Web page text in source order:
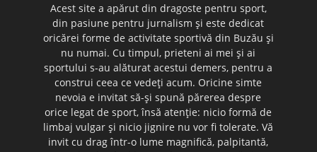
Acest site a apărut din dragoste pentru sport,
din pasiune pentru jurnalism şi este dedicat
oricărei forme de activitate sportivă din Buzău şi
nu numai. Cu timpul, prieteni ai mei şi ai
sportului s-au alăturat acestui demers, pentru a
construi ceea ce vedeţi acum. Oricine simte
nevoia e invitat să-şi spună părerea despre
orice legat de sport, însă atenţie: nicio formă de
limbaj vulgar şi nicio jignire nu vor fi tolerate. Vă
invit cu drag într-o lume magnifică, palpitantă,